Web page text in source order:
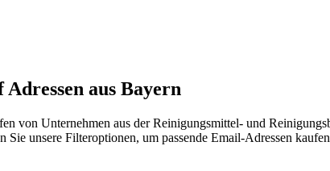
Adressen aus Bayern
von Unternehmen aus der Reinigungsmittel- und
unsere Filteroptionen, um passende Email-Adressen